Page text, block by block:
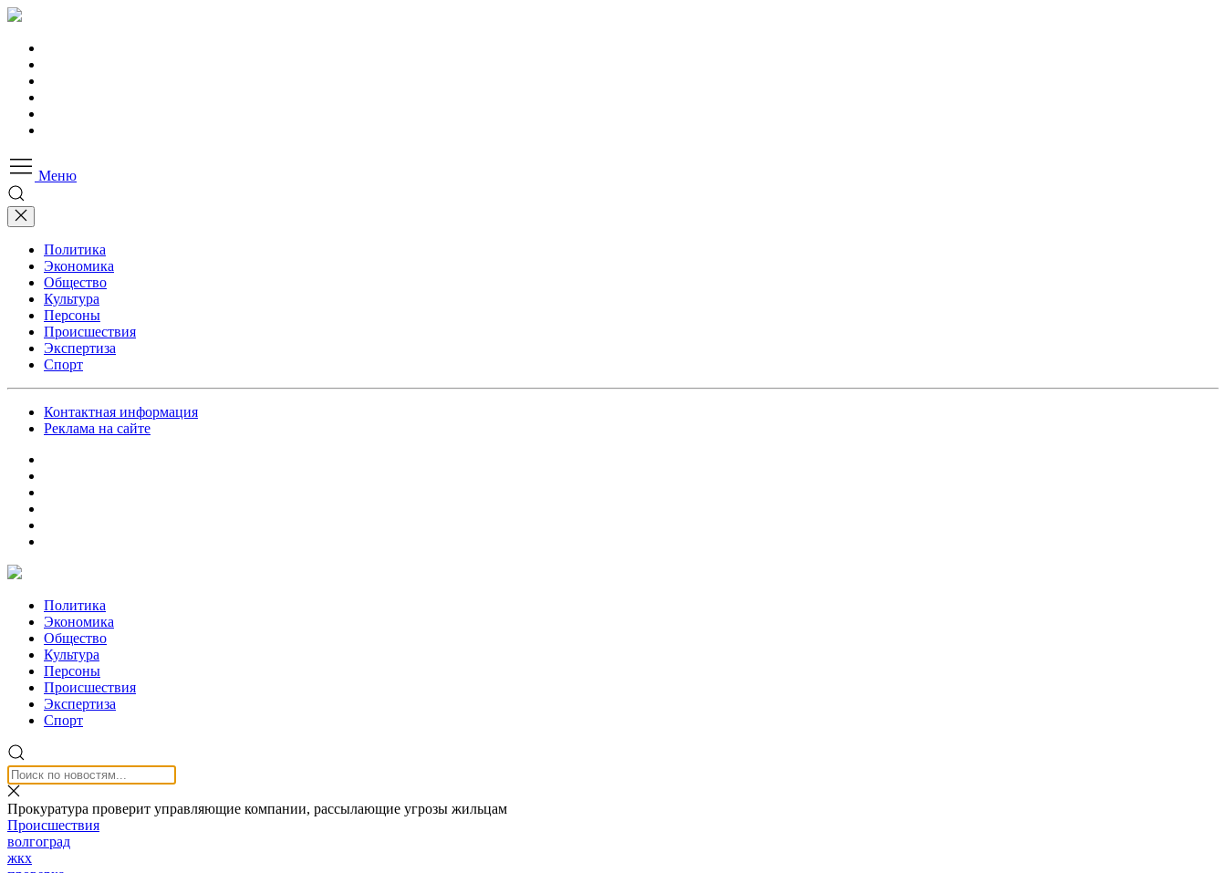
Меню
Политика
Экономика
Общество
Культура
Персоны
Происшествия
Экспертиза
Спорт
Контактная информация
Реклама на сайте
Политика
Экономика
Общество
Культура
Персоны
Происшествия
Экспертиза
Спорт
Прокуратура проверит управляющие компании, рассылающие угрозы жильцам
Происшествия
волгоград
жкх